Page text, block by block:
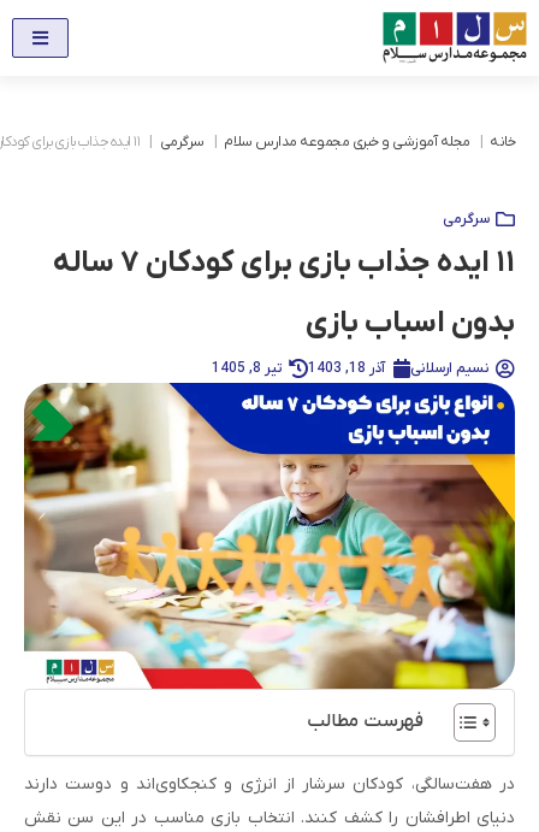
خانه مجله آموزشی و خبری مجموعه مدارس سلام سرگرمی ۱۱ ایده جذاب بازی برای کودکان ۷ ساله بدون اسباب بازی
سرگرمی
۱۱ ایده جذاب بازی برای کودکان ۷ ساله
بدون اسباب بازی
نسیم ارسلانی آذر 18, 1403 تیر 8, 1405
فهرست مطالب
در هفت‌سالگی، کودکان سرشار از انرژی و کنجکاوی‌اند و دوست دارند
دنیای اطرافشان را کشف کنند. انتخاب بازی مناسب در این سن نقش